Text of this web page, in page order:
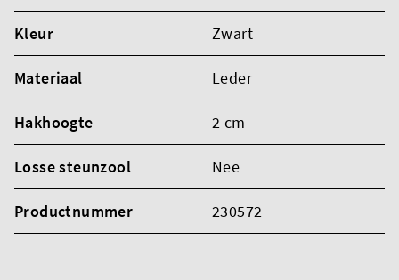
Kleur Zwart
Materiaal Leder
Hakhoogte 2 cm
Losse steunzool Nee
Productnummer 230572